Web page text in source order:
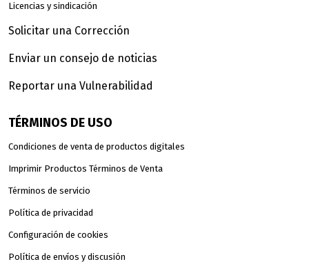
Licencias y sindicación
Solicitar una Corrección
Enviar un consejo de noticias
Reportar una Vulnerabilidad
TÉRMINOS DE USO
Condiciones de venta de productos digitales
Imprimir Productos Términos de Venta
Términos de servicio
Política de privacidad
Configuración de cookies
Política de envíos y discusión